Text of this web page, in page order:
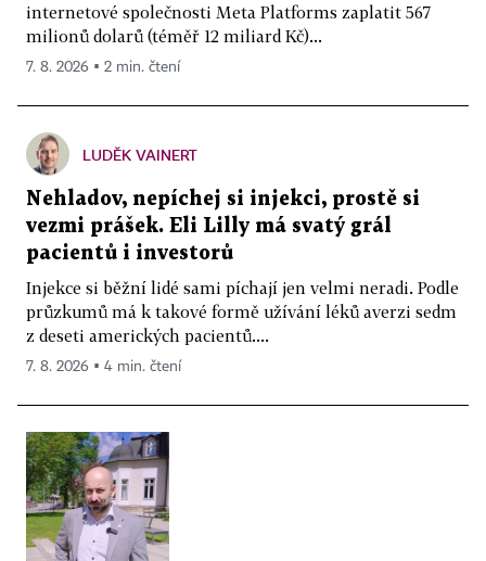
internetové společnosti Meta Platforms zaplatit 567
milionů dolarů (téměř 12 miliard Kč)...
7. 8. 2026 ▪ 2 min. čtení
LUDĚK VAINERT
Nehladov, nepíchej si injekci, prostě si
vezmi prášek. Eli Lilly má svatý grál
pacientů i investorů
Injekce si běžní lidé sami píchají jen velmi neradi. Podle
průzkumů má k takové formě užívání léků averzi sedm
z deseti amerických pacientů....
7. 8. 2026 ▪ 4 min. čtení